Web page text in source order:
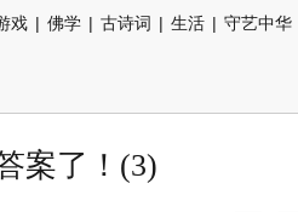
戏 | 佛学 | 古诗词 | 生活 | 守艺中华
案了！(3)